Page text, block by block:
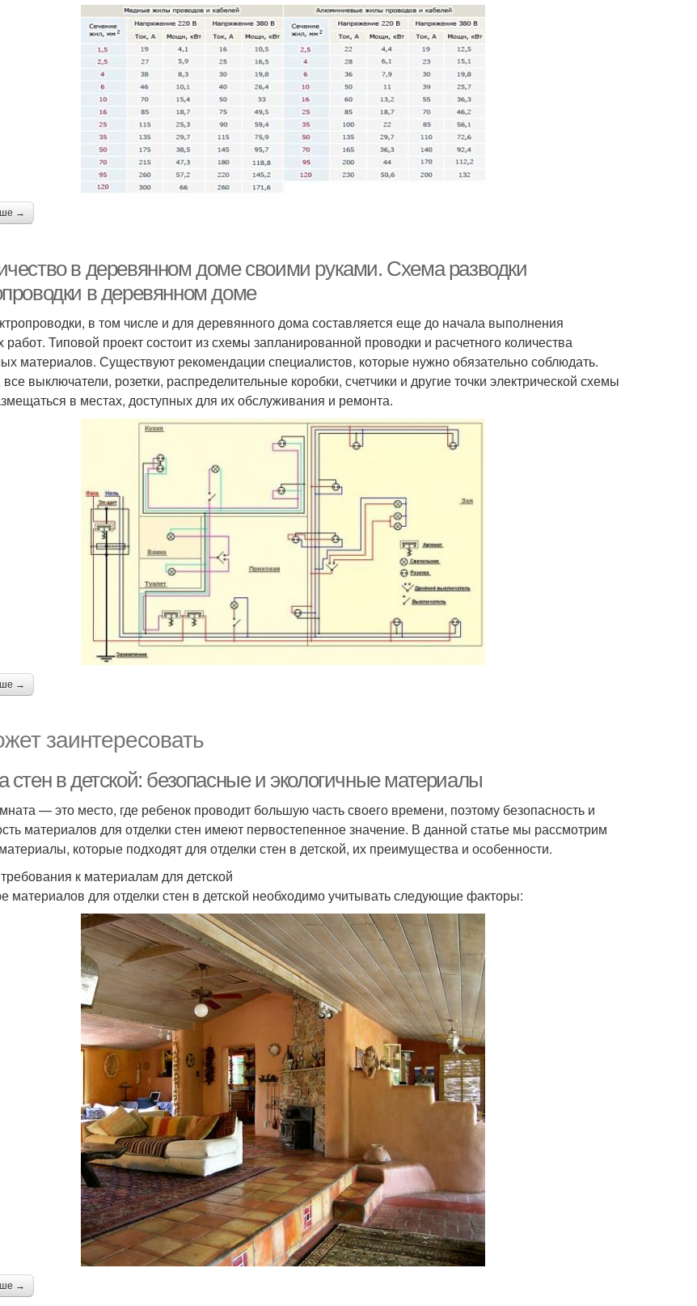
→
в деревянном доме своими руками. Схема разводки
в деревянном доме
в том числе и для деревянного дома составляется еще до начала выполнения
Типовой проект состоит из схемы запланированной проводки и расчетного количества
материалов. Существуют рекомендации специалистов, которые нужно обязательно соблюдать.
выключатели, розетки, распределительные коробки, счетчики и другие точки электрической схемы
в местах, доступных для их обслуживания и ремонта.
→
заинтересовать
стен в детской: безопасные и экологичные материалы
— это место, где ребенок проводит большую часть своего времени, поэтому безопасность и
материалов для отделки стен имеют первостепенное значение. В данной статье мы рассмотрим
которые подходят для отделки стен в детской, их преимущества и особенности.
к материалам для детской
материалов для отделки стен в детской необходимо учитывать следующие факторы:
→